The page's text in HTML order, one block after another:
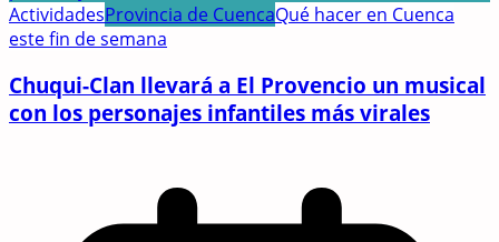
ActividadesProvincia de CuencaQué hacer en Cuenca
este fin de semana
Chuqui-Clan llevará a El Provencio un musical
con los personajes infantiles más virales